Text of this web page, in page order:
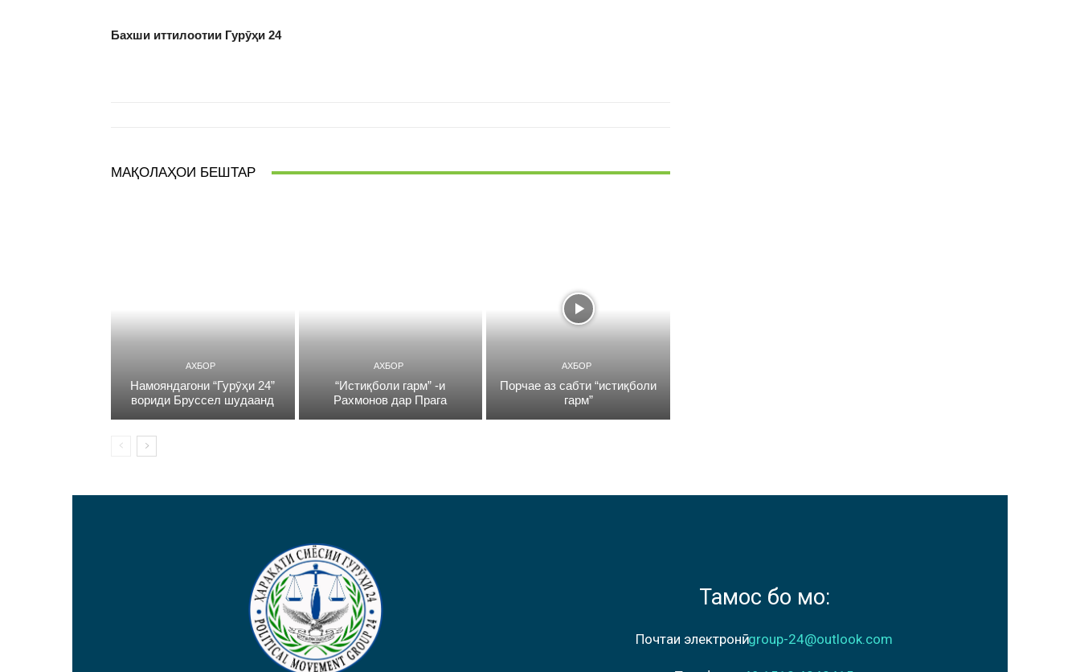
Бахши иттилоотии Гурӯҳи 24
МАҚОЛАҲОИ БЕШТАР
АХБОР
Намояндагони “Гурӯҳи 24”
вориди Бруссел шудаанд
АХБОР
“Истиқболи гарм” -и
Рахмонов дар Прага
АХБОР
Порчае аз сабти “истиқболи
гарм”
Тамос бо мо:
Почтаи электронӣ:group-24@outlook.com